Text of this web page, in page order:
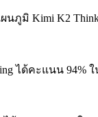
ผนภูมิ Kimi K2
ได้คะแนน 94%